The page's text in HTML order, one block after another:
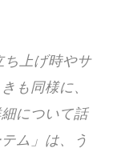
ち上げ時やサ
も同様に、
について話
ム」は、う